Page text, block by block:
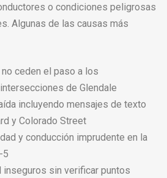
o condiciones peligrosas
Algunas de las causas más
ceden el paso a los
de Glendale
incluyendo mensajes de texto
y Colorado Street
y conducción imprudente en la
5
inseguros sin verificar puntos